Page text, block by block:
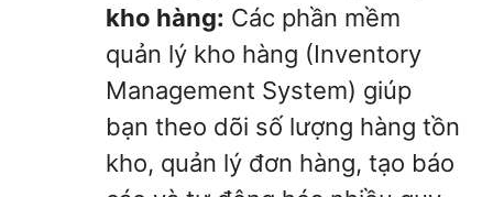
kho hàng: Các phần mềm
quản lý kho hàng (Inventory
Management System) giúp
bạn theo dõi số lượng hàng tồn
kho, quản lý đơn hàng, tạo báo